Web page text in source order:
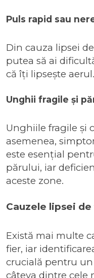
Puls rapid sau
Din cauza lipsei
putea să ai
că îți lipsește aerul.
Unghii fragile și
Unghiile fragile și
asemenea,
este esențial
părului, iar
aceste zone.
Cauzele lipsei
Există mai multe
fier, iar
crucială pentru
câteva dintre cele